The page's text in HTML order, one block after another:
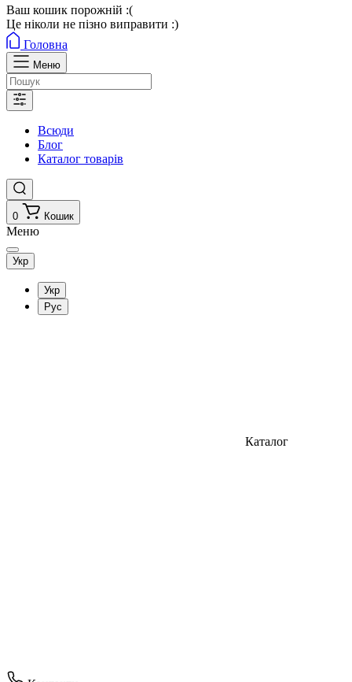
Ваш кошик порожній :(
Це ніколи не пізно виправити :)
Головна
Меню
Всюди
Блог
Каталог товарів
0 Кошик
Меню
Укр
Укр
Рус
Каталог